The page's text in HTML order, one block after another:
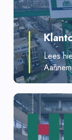
Lees